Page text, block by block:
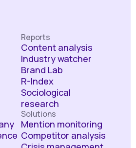
Reports
Content analysis
Industry watcher
Brand Lab
R-Index
Sociological
research
Solutions
Mention monitoring
Competitor analysis